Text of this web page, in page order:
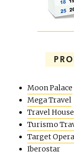
Moon Palace
Mega Travel
Travel House
Turismo
Target
Iberostar